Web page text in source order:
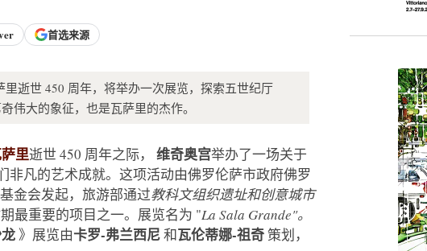
首选来源
逝世 450 周年，将举办一次展览，探索五世纪厅
伟大的象征，也是瓦萨里的杰作。
里逝世 450 周年之际， 维奇奥宫举办了一场关于
非凡的艺术成就。这项活动由佛罗伦萨市政府佛罗
金会发起，旅游部通过教科文组织遗址和创意城市
最重要的项目之一。展览名为 "La Sala Grande"。
》展览由卡罗-弗兰西尼和瓦伦蒂娜-祖奇策划，